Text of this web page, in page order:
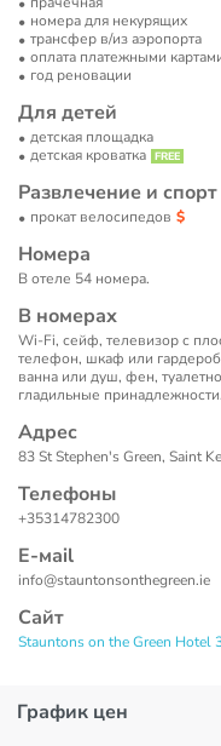
номера для некурящих
трансфер в/из аэропорта
оплата платежными
год реновации
Для детей
детская площадка
детская кроватка
Развлечение и спорт
прокат велосипедов
Номера
В отеле 54 номера.
В номерах
Wi-Fi, сейф, телевизор с
телефон, шкаф или
ванна или душ, фен,
гладильные принадлежности.
Адрес
83 St Stephen's Green, Saint
Телефоны
+35314782300
Е-маil
info@stauntonsonthegreen.ie
Сайт
Stauntons on the Green Hotel
График цен